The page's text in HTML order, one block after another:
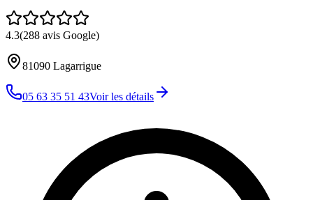
4.3(288 avis Google)
81090 Lagarrigue
05 63 35 51 43Voir les détails